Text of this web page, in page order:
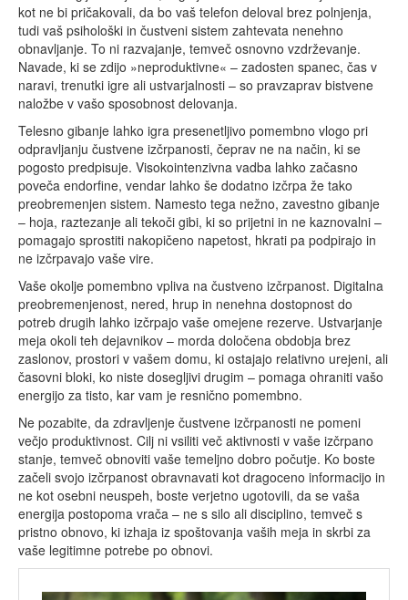
kot ne bi pričakovali, da bo vaš telefon deloval brez polnjenja,
tudi vaš psihološki in čustveni sistem zahtevata nenehno
obnavljanje. To ni razvajanje, temveč osnovno vzdrževanje.
Navade, ki se zdijo »neproduktivne« – zadosten spanec, čas v
naravi, trenutki igre ali ustvarjalnosti – so pravzaprav bistvene
naložbe v vašo sposobnost delovanja.
Telesno gibanje lahko igra presenetljivo pomembno vlogo pri
odpravljanju čustvene izčrpanosti, čeprav ne na način, ki se
pogosto predpisuje. Visokointenzivna vadba lahko začasno
poveča endorfine, vendar lahko še dodatno izčrpa že tako
preobremenjen sistem. Namesto tega nežno, zavestno gibanje
– hoja, raztezanje ali tekoči gibi, ki so prijetni in ne kaznovalni –
pomagajo sprostiti nakopičeno napetost, hkrati pa podpirajo in
ne izčrpavajo vaše vire.
Vaše okolje pomembno vpliva na čustveno izčrpanost. Digitalna
preobremenjenost, nered, hrup in nenehna dostopnost do
potreb drugih lahko izčrpajo vaše omejene rezerve. Ustvarjanje
meja okoli teh dejavnikov – morda določena obdobja brez
zaslonov, prostori v vašem domu, ki ostajajo relativno urejeni, ali
časovni bloki, ko niste dosegljivi drugim – pomaga ohraniti vašo
energijo za tisto, kar vam je resnično pomembno.
Ne pozabite, da zdravljenje čustvene izčrpanosti ne pomeni
večjo produktivnost. Cilj ni vsiliti več aktivnosti v vaše izčrpano
stanje, temveč obnoviti vaše temeljno dobro počutje. Ko boste
začeli svojo izčrpanost obravnavati kot dragoceno informacijo in
ne kot osebni neuspeh, boste verjetno ugotovili, da se vaša
energija postopoma vrača – ne s silo ali disciplino, temveč s
pristno obnovo, ki izhaja iz spoštovanja vaših meja in skrbi za
vaše legitimne potrebe po obnovi.